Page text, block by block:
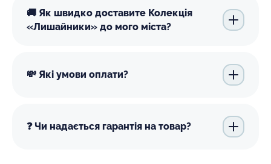
🚚 Як швидко доставите Колекція
«Лишайники» до мого міста?
💸 Які умови оплати?
❓ Чи надається гарантія на товар?